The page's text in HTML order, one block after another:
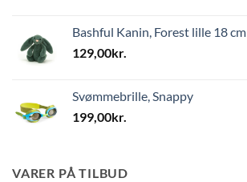
Bashful Kanin, Forest lille 18 cm
129,00kr.
Svømmebrille, Snappy
199,00kr.
VARER PÅ TILBUD